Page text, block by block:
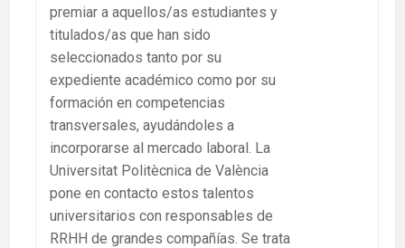
premiar a aquellos/as estudiantes y
titulados/as que han sido
seleccionados tanto por su
expediente académico como por su
formación en competencias
transversales, ayudándoles a
incorporarse al mercado laboral. La
Universitat Politècnica de València
pone en contacto estos talentos
universitarios con responsables de
RRHH de grandes compañías. Se trata